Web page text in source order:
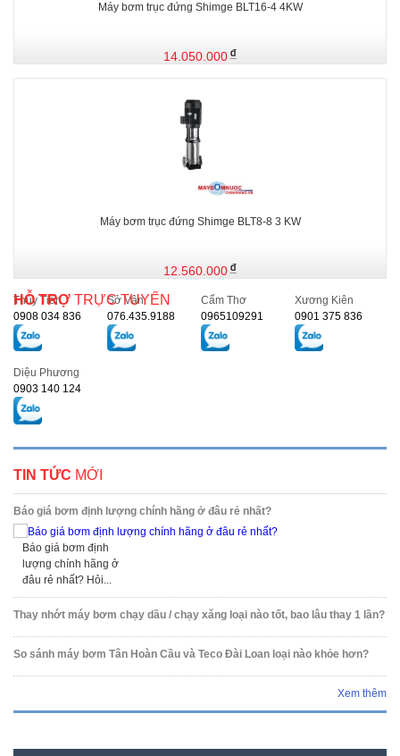
Máy bơm trục đứng Shimge BLT16-4 4KW
14.050.000
Máy bơm trục đứng Shimge BLT8-8 3 KW
12.560.000
HỖ TRỢ TRỰC TUYẾN
Thủy Tiên
0908 034 836
Sở Vân
076.435.9188
Cẩm Thơ
0965109291
Xương Kiên
0901 375 836
Diệu Phương
0903 140 124
TIN TỨC MỚI
Báo giá bơm định lượng chính hãng ở đâu rẻ nhất?
Báo giá bơm định
lượng chính hãng ở
đâu rẻ nhất? Hỏi...
Thay nhớt máy bơm chạy dầu / chạy xăng loại nào tốt, bao lâu thay 1 lần?
So sánh máy bơm Tân Hoàn Cầu và Teco Đài Loan loại nào khỏe hơn?
Xem thêm